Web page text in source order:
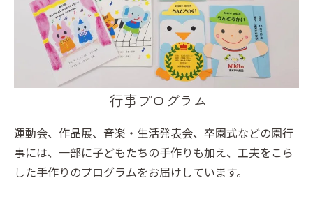
行事プログラム
運動会、作品展、音楽・生活発表会、卒園式などの園行
事には、一部に子どもたちの手作りも加え、工夫をこら
した手作りのプログラムをお届けしています。